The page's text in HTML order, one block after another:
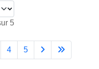
5
4 5